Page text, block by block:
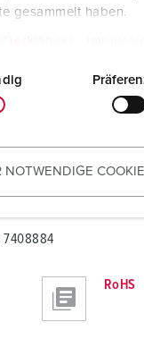
gesammelt haben.
NOTWENDIGE
PDF, 2
7408884
RoHS